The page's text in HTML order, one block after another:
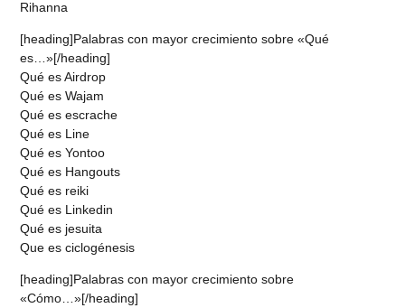
Rihanna
[heading]Palabras con mayor crecimiento sobre «Qué
es…»[/heading]
Qué es Airdrop
Qué es Wajam
Qué es escrache
Qué es Line
Qué es Yontoo
Qué es Hangouts
Qué es reiki
Qué es Linkedin
Qué es jesuita
Que es ciclogénesis
[heading]Palabras con mayor crecimiento sobre
«Cómo…»[/heading]